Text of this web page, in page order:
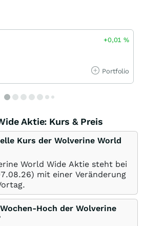
+0,01%
Portfolio
Aktie: Kurs & Preis
Kurs der Wolverine World
World Wide Aktie steht bei
) mit einer Veränderung
Hoch der Wolverine